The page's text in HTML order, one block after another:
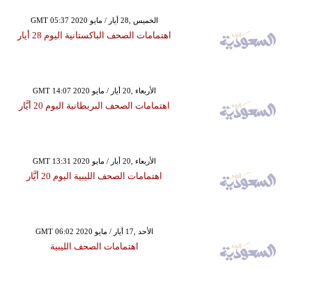
GMT 05:37 2020 الخميس ,28 أيار / مايو
اهتمامات الصحف الباكستانية اليوم 28 أيار
GMT 14:07 2020 الأربعاء ,20 أيار / مايو
اهتمامات الصحف البريطانية اليوم 20 أيَّار
GMT 13:31 2020 الأربعاء ,20 أيار / مايو
اهتمامات الصحف الليبية اليوم 20 أيَّار
GMT 06:02 2020 الأحد ,17 أيار / مايو
اهتمامات الصحف الليبية